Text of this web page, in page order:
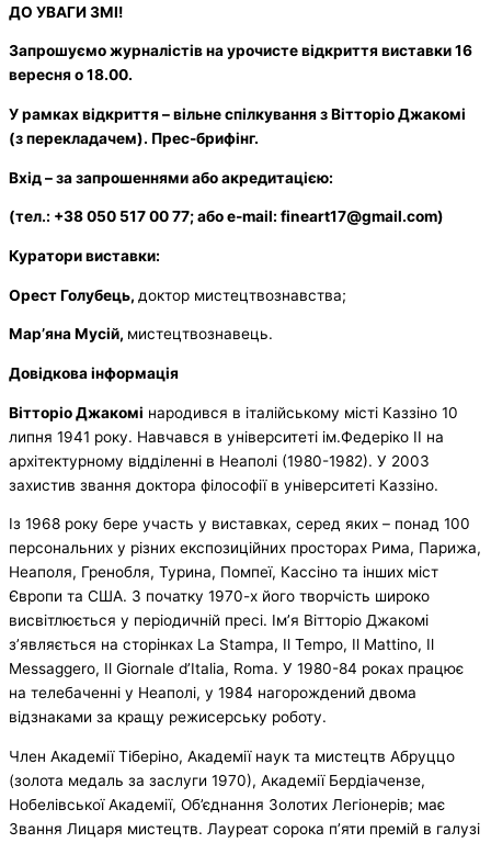
ДО УВАГИ ЗМІ!
Запрошуємо журналістів на урочисте відкриття виставки 16
вересня о 18.00.
У рамках відкриття – вільне спілкування з Вітторіо Джакомі
(з перекладачем). Прес-брифінг.
Вхід – за запрошеннями або акредитацією:
(тел.: +38 050 517 00 77; або e-mail: fineart17@gmail.com)
Куратори виставки:
Орест Голубець, доктор мистецтвознавства;
Мар’яна Мусій, мистецтвознавець.
Довідкова інформація
Вітторіо Джакомі народився в італійському місті Каззіно 10
липня 1941 року. Навчався в університеті ім.Федеріко ІІ на
архітектурному відділенні в Неаполі (1980-1982). У 2003
захистив звання доктора філософії в університеті Каззіно.
Із 1968 року бере участь у виставках, серед яких – понад 100
персональних у різних експозиційних просторах Рима, Парижа,
Неаполя, Гренобля, Турина, Помпеї, Кассіно та інших міст
Європи та США. З початку 1970-х його творчість широко
висвітлюється у періодичній пресі. Ім’я Вітторіо Джакомі
з’являється на сторінках La Stampa, Il Tempo, Il Mattino, Il
Messaggero, Il Giornale d’Italia, Roma. У 1980-84 роках працює
на телебаченні у Неаполі, у 1984 нагорождений двома
відзнаками за кращу режисерську роботу.
Член Академії Тіберіно, Академії наук та мистецтв Абруццо
(золота медаль за заслуги 1970), Академії Бердіачензе,
Нобелівської Академії, Об’єднання Золотих Легіонерів; має
Звання Лицаря мистецтв. Лауреат сорока п’яти премій в галузі